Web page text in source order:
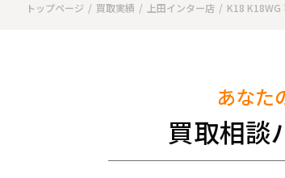
トップページ 買取実績 上田インター店 K18 K18WG
あなた
買取相談